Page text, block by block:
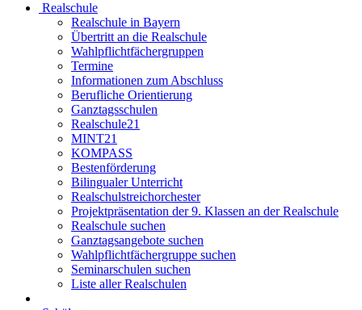
Realschule
Realschule in Bayern
Übertritt an die Realschule
Wahlpflichtfächergruppen
Termine
Informationen zum Abschluss
Berufliche Orientierung
Ganztagsschulen
Realschule21
MINT21
KOMPASS
Bestenförderung
Bilingualer Unterricht
Realschulstreichorchester
Projektpräsentation der 9. Klassen an der Realschule
Realschule suchen
Ganztagsangebote suchen
Wahlpflichtfächergruppe suchen
Seminarschulen suchen
Liste aller Realschulen